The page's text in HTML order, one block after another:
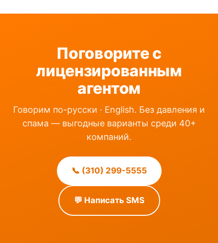
Поговорите с
лицензированным
агентом
Говорим по-русски · English. Без давления и
спама — выгодные варианты среди 40+
компаний.
📞 (310) 299-5555
💬 Написать SMS